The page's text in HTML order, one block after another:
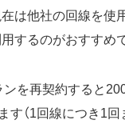
は他社の回線を使
用するのがおすすめ
を再契約すると
（1回線につき1回